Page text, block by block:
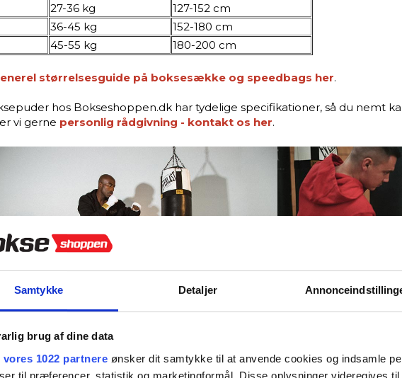
Samtykke Detaljer
brug af dine data
vores 1022 partnere ønsker dit samtykke til at anvende cookies og indsamle
til præferencer, statistik og marketingformål. Disse oplysninger videregives
27-36 kg
127-152 cm
36-45 kg
152-180 cm
45-55 kg 180-200 cm
størrelsesguide på boksesække og speedbags her.
hos Bokseshoppen.dk har tydelige specifikationer, så du nemt
vi gerne personlig rådgivning - kontakt os her.